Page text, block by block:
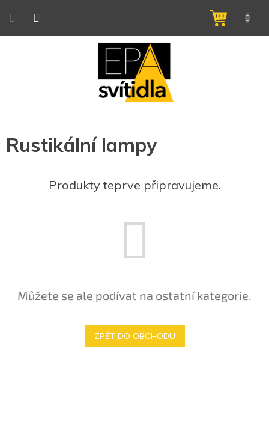
NÁKUPNÍ
KOŠÍK
Rustikální lampy
Produkty teprve připravujeme.
Můžete se ale podívat na ostatní kategorie.
ZPĚT DO OBCHODU